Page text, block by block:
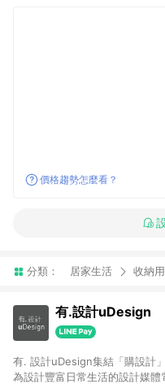
價格趨勢怎麼看？
分類： 居家生活 收納
有.設計uDesign
有. 設計uDesign集結「購設計
為設計豐富日常生活的設計媒